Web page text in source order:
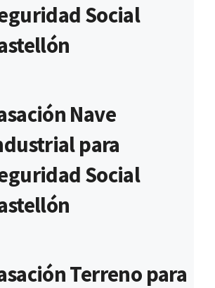
Social
Nave
para
Social
Terreno para